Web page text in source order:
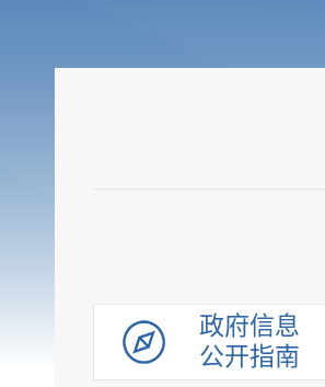
政府信息
公开指南